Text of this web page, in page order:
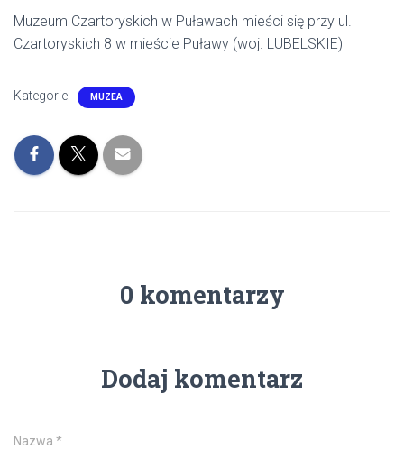
Muzeum Czartoryskich w Puławach mieści się przy ul.
Czartoryskich 8 w mieście Puławy (woj. LUBELSKIE)
Kategorie: MUZEA
0 komentarzy
Dodaj komentarz
Nazwa *